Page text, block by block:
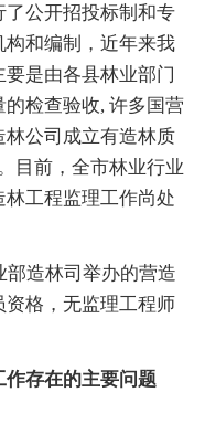
公开招投标制和专
和编制，近年来我
是由各县林业部门
检查验收, 许多国营
公司成立有造林质
目前，全市林业行业
工程监理工作尚处
造林司举办的营造
格，无监理工程师
存在的主要问题